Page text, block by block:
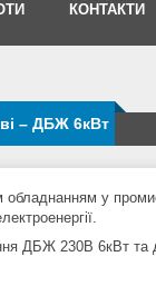
КОНТАКТИ
– ДБЖ 6кВт
у
ДБЖ 230В 6кВт та